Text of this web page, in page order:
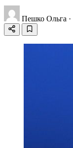
Пешко Ольга ·